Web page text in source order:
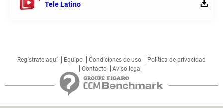
Tele Latino
Regístrate aquí Equipo Condiciones de uso
Política de privacidad
Contacto
Aviso legal